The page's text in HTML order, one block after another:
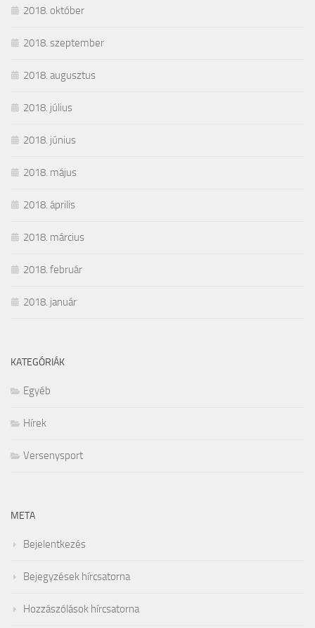
2018. október
2018. szeptember
2018. augusztus
2018. július
2018. június
2018. május
2018. április
2018. március
2018. február
2018. január
KATEGÓRIÁK
Egyéb
Hírek
Versenysport
META
Bejelentkezés
Bejegyzések hírcsatorna
Hozzászólások hírcsatorna